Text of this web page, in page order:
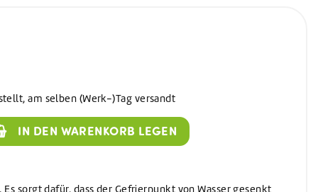
Bau & Renovierung
am selben (Werk-)Tag versandt
IN DEN WARENKORB LEGEN
sorgt dafür, dass der Gefrierpunkt von Wasser gesenkt